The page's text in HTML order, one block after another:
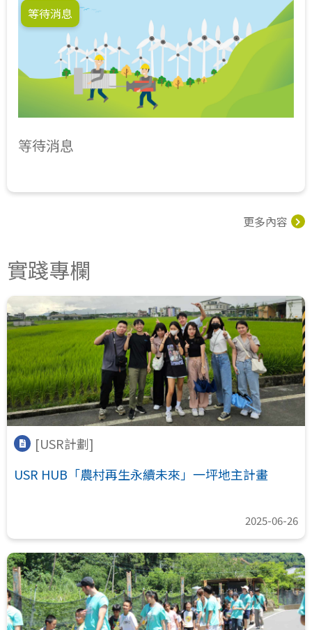
等待消息
等待消息
更多內容
實踐專欄
[USR計劃]
USR HUB「農村再生永續未來」一坪地主計畫
2025-06-26